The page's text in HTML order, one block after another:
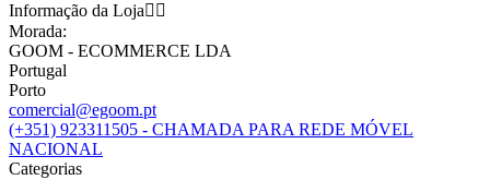
Informação da Loja 
Morada:
GOOM - ECOMMERCE LDA
Portugal
Porto
comercial@egoom.pt
(+351) 923311505 - CHAMADA PARA REDE MÓVEL
NACIONAL
Categorias